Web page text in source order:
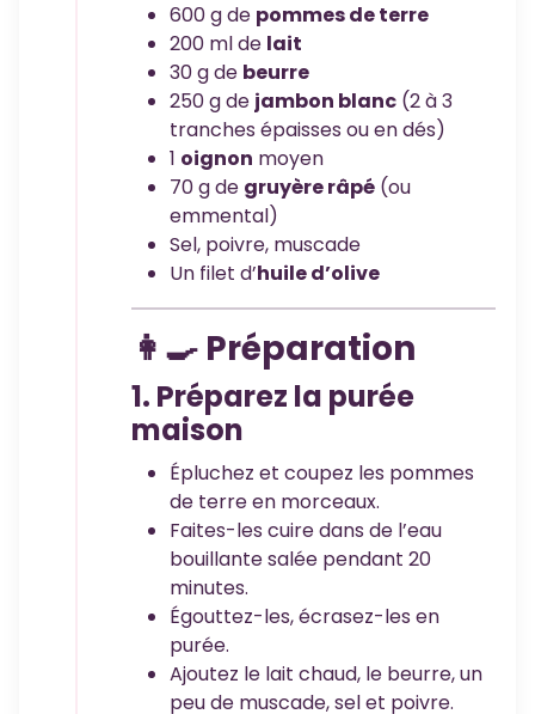
600 g de pommes de terre
200 ml de lait
30 g de beurre
250 g de jambon blanc (2 à 3
tranches épaisses ou en dés)
1 oignon moyen
70 g de gruyère râpé (ou
emmental)
Sel, poivre, muscade
Un filet d’huile d’olive
👩‍🍳 Préparation
1. Préparez la purée
maison
Épluchez et coupez les pommes
de terre en morceaux.
Faites-les cuire dans de l’eau
bouillante salée pendant 20
minutes.
Égouttez-les, écrasez-les en
purée.
Ajoutez le lait chaud, le beurre, un
peu de muscade, sel et poivre.